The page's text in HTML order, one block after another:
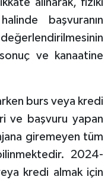
başvuranın
ve kanaatine
burs veya kredi
ve başvuru yapan
giremeyen tüm
2024-
kredi almak için